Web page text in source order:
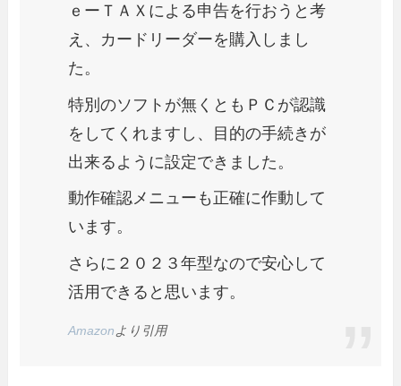
ｅーＴＡＸによる申告を行おうと考
え、カードリーダーを購入しまし
た。
特別のソフトが無くともＰＣが認識
をしてくれますし、目的の手続きが
出来るように設定できました。
動作確認メニューも正確に作動して
います。
さらに２０２３年型なので安心して
活用できると思います。
Amazonより引用